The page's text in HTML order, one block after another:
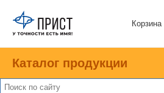
Корзина
Каталог продукции